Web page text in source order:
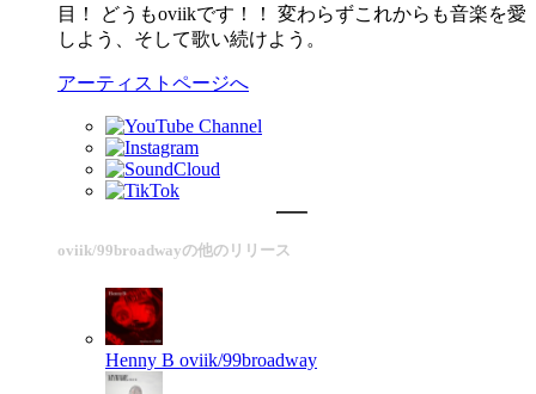
目！ どうもoviikです！！ 変わらずこれからも音楽を愛
しよう、そして歌い続けよう。
アーティストページへ
oviik/99broadwayの他のリリース
Henny B oviik/99broadway